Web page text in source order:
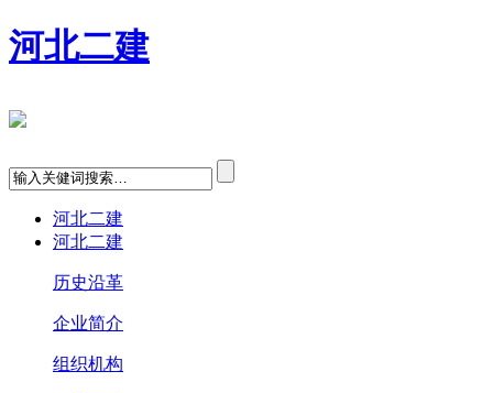
河北二建
河北二建
河北二建
历史沿革
企业简介
组织机构